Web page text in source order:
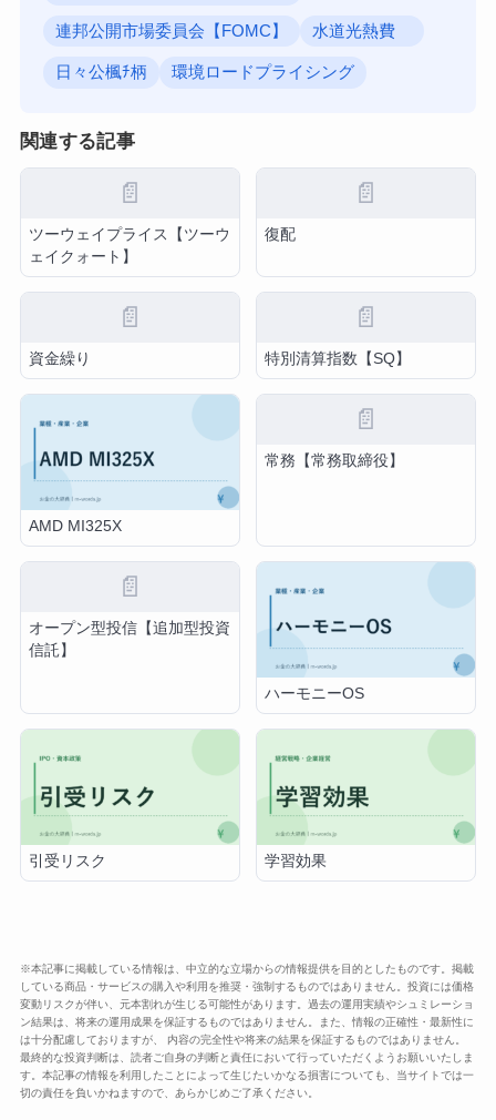
連邦公開市場委員会【FOMC】 水道光熱費
日々公楓ﾁ柄 環境ロードプライシング
関連する記事
📄
ツーウェイプライス【ツーウ
ェイクォート】
📄
復配
📄
資金繰り
📄
特別清算指数【SQ】
AMD MI325X
📄
常務【常務取締役】
📄
オープン型投信【追加型投資
信託】
ハーモニーOS
引受リスク 学習効果
※本記事に掲載している情報は、中立的な立場からの情報提供を目的としたものです。掲載
している商品・サービスの購入や利用を推奨・強制するものではありません。投資には価格
変動リスクが伴い、元本割れが生じる可能性があります。過去の運用実績やシュミレーショ
ン結果は、将来の運用成果を保証するものではありません。また、情報の正確性・最新性に
は十分配慮しておりますが、 内容の完全性や将来の結果を保証するものではありません。
最終的な投資判断は、読者ご自身の判断と責任において行っていただくようお願いいたしま
す。本記事の情報を利用したことによって生じたいかなる損害についても、当サイトでは一
切の責任を負いかねますので、あらかじめご了承ください。